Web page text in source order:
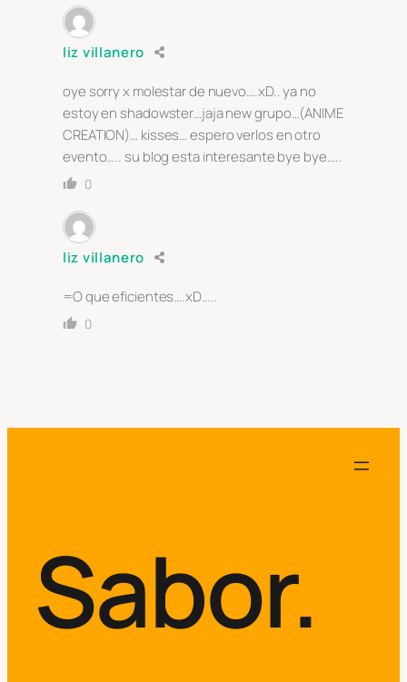
liz villanero
oye sorry x molestar de nuevo….xD.. ya no
estoy en shadowster…jaja new grupo…(ANIME
CREATION)… kisses… espero verlos en otro
evento….. su blog esta interesante bye bye…..
0
liz villanero
=O que eficientes….xD…..
0
Sabor.